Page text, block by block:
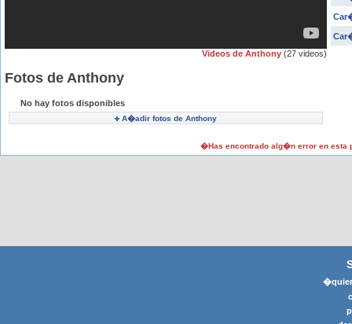
Videos de Anthony (27 videos)
Fotos de Anthony
No hay fotos disponibles
A�adir fotos de Anthony
�Has encontrado alg�n error en esta